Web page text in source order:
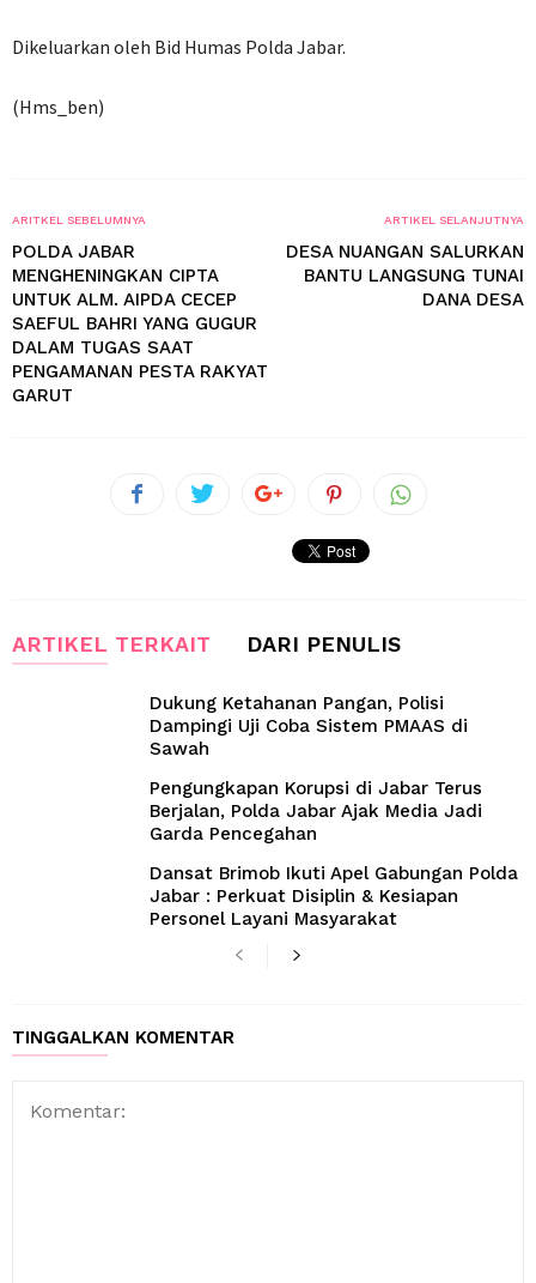
Dikeluarkan oleh Bid Humas Polda Jabar.
(Hms_ben)
ARITKEL SEBELUMNYA
POLDA JABAR
MENGHENINGKAN CIPTA
UNTUK ALM. AIPDA CECEP
SAEFUL BAHRI YANG GUGUR
DALAM TUGAS SAAT
PENGAMANAN PESTA RAKYAT
GARUT
ARTIKEL SELANJUTNYA
DESA NUANGAN SALURKAN
BANTU LANGSUNG TUNAI
DANA DESA
ARTIKEL TERKAIT DARI PENULIS
Dukung Ketahanan Pangan, Polisi
Dampingi Uji Coba Sistem PMAAS di
Sawah
Pengungkapan Korupsi di Jabar Terus
Berjalan, Polda Jabar Ajak Media Jadi
Garda Pencegahan
Dansat Brimob Ikuti Apel Gabungan Polda
Jabar : Perkuat Disiplin & Kesiapan
Personel Layani Masyarakat
TINGGALKAN KOMENTAR